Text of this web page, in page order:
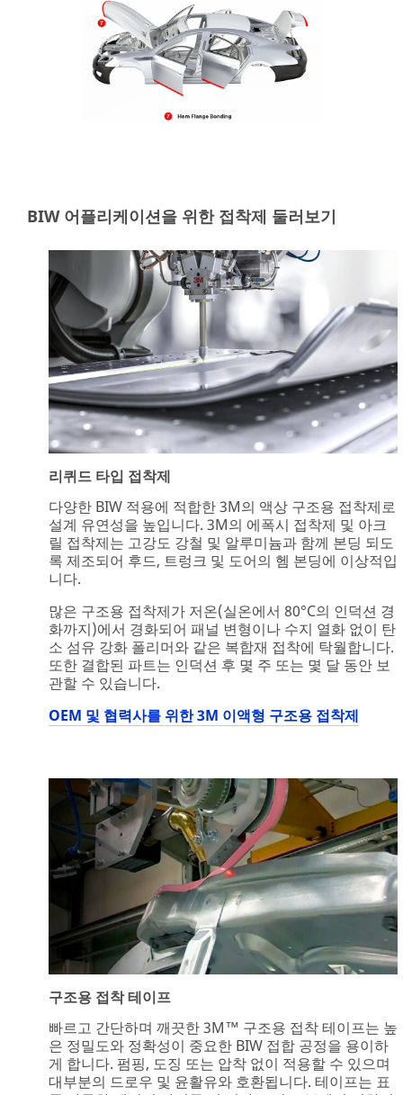
BIW 어플리케이션을 위한 접착제 둘러보기
리퀴드 타입 접착제
다양한 BIW 적용에 적합한 3M의 액상 구조용 접착제로
설계 유연성을 높입니다. 3M의 에폭시 접착제 및 아크
릴 접착제는 고강도 강철 및 알루미늄과 함께 본딩 되도
록 제조되어 후드, 트렁크 및 도어의 헴 본딩에 이상적입
니다.
많은 구조용 접착제가 저온(실온에서 80°C의 인덕션 경
화까지)에서 경화되어 패널 변형이나 수지 열화 없이 탄
소 섬유 강화 폴리머와 같은 복합재 접착에 탁월합니다.
또한 결합된 파트는 인덕션 후 몇 주 또는 몇 달 동안 보
관할 수 있습니다.
OEM 및 협력사를 위한 3M 이액형 구조용 접착제
구조용 접착 테이프
빠르고 간단하며 깨끗한 3M™ 구조용 접착 테이프는 높
은 정밀도와 정확성이 중요한 BIW 접합 공정을 용이하
게 합니다. 펌핑, 도징 또는 압착 없이 적용할 수 있으며
대부분의 드로우 및 윤활유와 호환됩니다. 테이프는 표